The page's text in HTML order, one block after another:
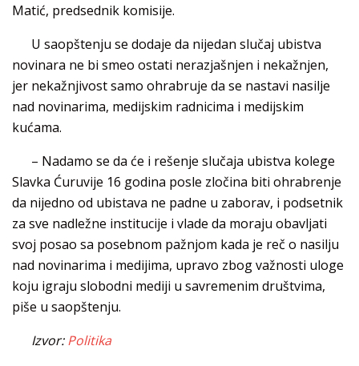
Matić, predsednik komisije.
U saopštenju se dodaje da nijedan slučaj ubistva
novinara ne bi smeo ostati nerazjašnjen i nekažnjen,
jer nekažnjivost samo ohrabruje da se nastavi nasilje
nad novinarima, medijskim radnicima i medijskim
kućama.
– Nadamo se da će i rešenje slučaja ubistva kolege
Slavka Ćuruvije 16 godina posle zločina biti ohrabrenje
da nijedno od ubistava ne padne u zaborav, i podsetnik
za sve nadležne institucije i vlade da moraju obavljati
svoj posao sa posebnom pažnjom kada je reč o nasilju
nad novinarima i medijima, upravo zbog važnosti uloge
koju igraju slobodni mediji u savremenim društvima,
piše u saopštenju.
Izvor:Politika